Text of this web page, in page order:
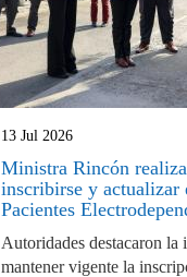
13 Jul 2026
Ministra Rincón
inscribirse y actualizar
Pacientes
Autoridades destacaron la
mantener vigente la